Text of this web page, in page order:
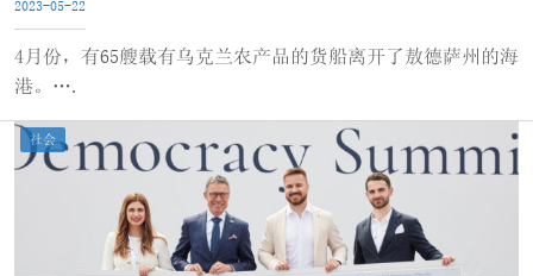
2023-05-22
4月份，有65艘载有乌克兰农产品的货船离开了敖德萨州的海
港。….
社会